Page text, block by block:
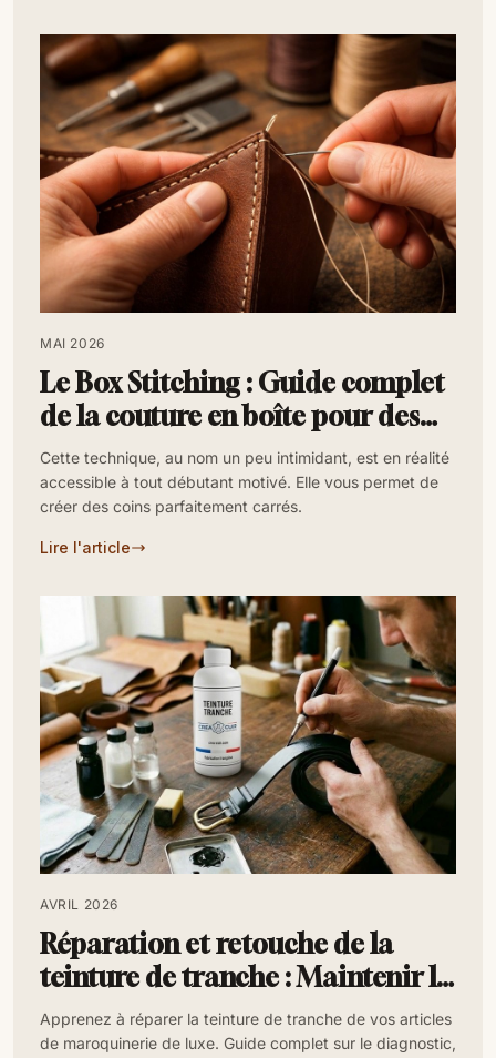
MAI 2026
Le Box Stitching : Guide complet
de la couture en boîte pour des
coins carrés
Cette technique, au nom un peu intimidant, est en réalité
accessible à tout débutant motivé. Elle vous permet de
créer des coins parfaitement carrés.
Lire l'article
AVRIL 2026
Réparation et retouche de la
teinture de tranche : Maintenir la
finition « Volume »
Apprenez à réparer la teinture de tranche de vos articles
de maroquinerie de luxe. Guide complet sur le diagnostic,